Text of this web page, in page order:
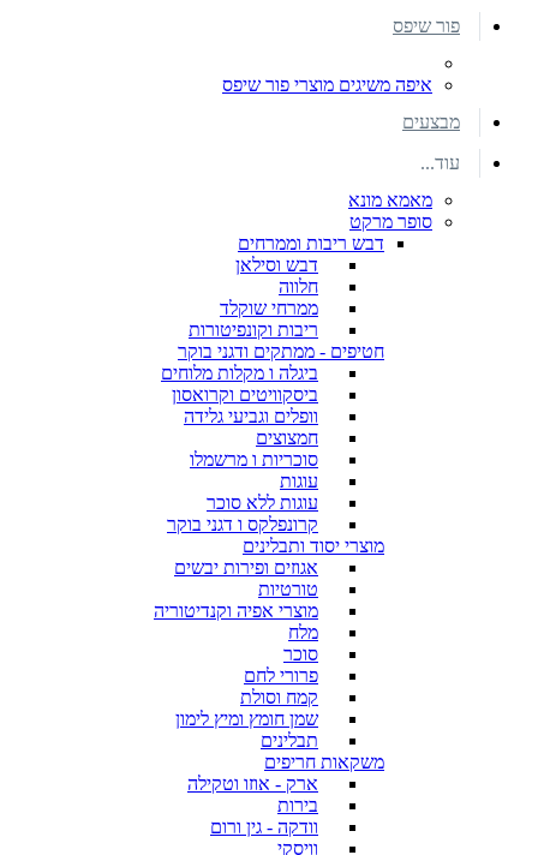
פור שיפס
איפה משיגים מוצרי פור שיפס
מבצעים
עוד...
מאמא מונא
סופר מרקט
דבש ריבות וממרחים
דבש וסילאן
חלווה
ממרחי שוקלד
ריבות וקונפיטורות
חטיפים - ממתקים ודגני בוקר
ביגלה ו מקלות מלוחים
ביסקוויטים וקרואסון
וופלים וגביעי גלידה
חמצוצים
סוכריות ו מרשמלו
עוגות
עוגות ללא סוכר
קרונפלקס ו דגני בוקר
מוצרי יסוד ותבלינים
אגוזים ופירות יבשים
טורטיות
מוצרי אפיה וקנדיטוריה
מלח
סוכר
פרורי לחם
קמח וסולת
שמן חומץ ומיץ לימון
תבלינים
משקאות חריפים
ארק - אוזו וטקילה
בירות
וודקה - גין ורום
וויסקי